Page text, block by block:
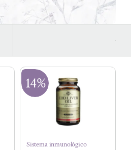
14%
Sistema inmunológico